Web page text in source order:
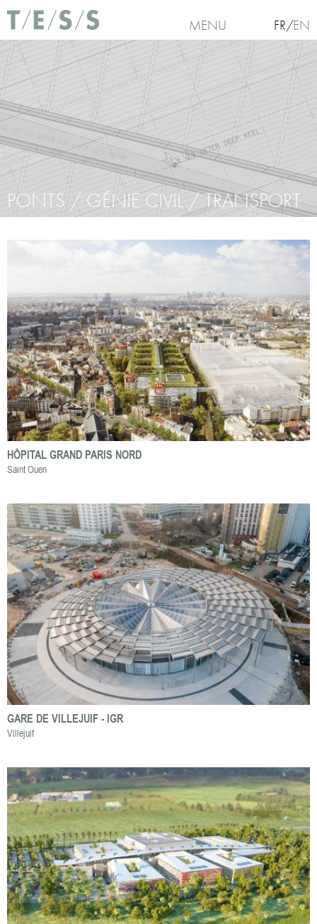
Aller au contenu principal
MENU FR EN
PONTS / GÉNIE CIVIL / TRANSPORT
HÔPITAL GRAND PARIS NORD
Saint Ouen
GARE DE VILLEJUIF - IGR
Villejuif